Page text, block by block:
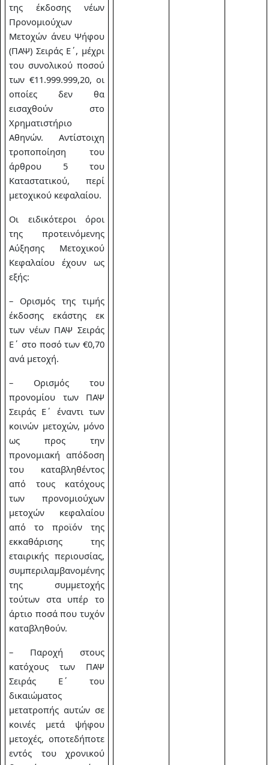
της έκδοσης νέων
Προνομιούχων
Μετοχών άνευ Ψήφου
(ΠΑΨ) Σειράς Ε΄, μέχρι
του συνολικού ποσού
των €11.999.999,20, οι
οποίες δεν θα
εισαχθούν στο
Χρηματιστήριο
Αθηνών. Αντίστοιχη
τροποποίηση του
άρθρου 5 του
Καταστατικού, περί
μετοχικού κεφαλαίου.
Οι ειδικότεροι όροι
της προτεινόμενης
Αύξησης Μετοχικού
Κεφαλαίου έχουν ως
εξής:
– Ορισμός της τιμής
έκδοσης εκάστης εκ
των νέων ΠΑΨ Σειράς
Ε΄ στο ποσό των €0,70
ανά μετοχή.
– Ορισμός του
προνομίου των ΠΑΨ
Σειράς Ε΄ έναντι των
κοινών μετοχών, μόνο
ως προς την
προνομιακή απόδοση
του καταβληθέντος
από τους κατόχους
των προνομιούχων
μετοχών κεφαλαίου
από το προϊόν της
εκκαθάρισης της
εταιρικής περιουσίας,
συμπεριλαμβανομένης
της συμμετοχής
τούτων στα υπέρ το
άρτιο ποσά που τυχόν
καταβληθούν.
– Παροχή στους
κατόχους των ΠΑΨ
Σειράς Ε΄ του
δικαιώματος
μετατροπής αυτών σε
κοινές μετά ψήφου
μετοχές, οποτεδήποτε
εντός του χρονικού